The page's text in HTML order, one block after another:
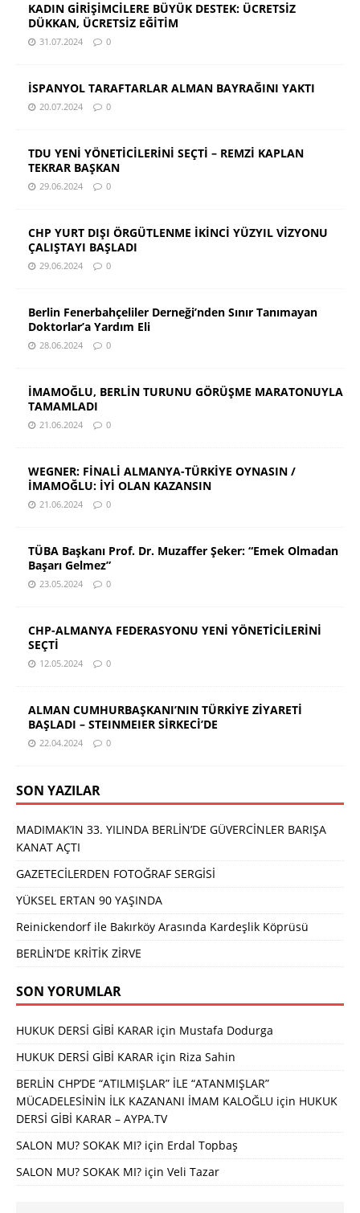
KADIN GİRİŞİMCİLERE BÜYÜK DESTEK: ÜCRETSİZ
DÜKKAN, ÜCRETSİZ EĞİTİM
31.07.2024 0
İSPANYOL TARAFTARLAR ALMAN BAYRAĞINI YAKTI
20.07.2024 0
TDU YENİ YÖNETİCİLERİNİ SEÇTİ – REMZİ KAPLAN
TEKRAR BAŞKAN
29.06.2024 0
CHP YURT DIŞI ÖRGÜTLENME İKİNCİ YÜZYIL VİZYONU
ÇALIŞTAYI BAŞLADI
29.06.2024 0
Berlin Fenerbahçeliler Derneği’nden Sınır Tanımayan
Doktorlar’a Yardım Eli
28.06.2024 0
İMAMOĞLU, BERLİN TURUNU GÖRÜŞME MARATONUYLA
TAMAMLADI
21.06.2024 0
WEGNER: FİNALİ ALMANYA-TÜRKİYE OYNASIN /
İMAMOĞLU: İYİ OLAN KAZANSIN
21.06.2024 0
TÜBA Başkanı Prof. Dr. Muzaffer Şeker: “Emek Olmadan
Başarı Gelmez”
23.05.2024 0
CHP-ALMANYA FEDERASYONU YENİ YÖNETİCİLERİNİ
SEÇTİ
12.05.2024 0
ALMAN CUMHURBAŞKANI’NIN TÜRKİYE ZİYARETİ
BAŞLADI – STEINMEIER SİRKECİ’DE
22.04.2024 0
SON YAZILAR
MADIMAK’IN 33. YILINDA BERLİN’DE GÜVERCİNLER BARIŞA
KANAT AÇTI
GAZETECİLERDEN FOTOĞRAF SERGİSİ
YÜKSEL ERTAN 90 YAŞINDA
Reinickendorf ile Bakırköy Arasında Kardeşlik Köprüsü
BERLİN’DE KRİTİK ZİRVE
SON YORUMLAR
HUKUK DERSİ GİBİ KARAR için Mustafa Dodurga
HUKUK DERSİ GİBİ KARAR için Riza Sahin
BERLİN CHP’DE “ATILMIŞLAR” İLE “ATANMIŞLAR”
MÜCADELESİNİN İLK KAZANANI İMAM KALOĞLU için HUKUK
DERSİ GİBİ KARAR – AYPA.TV
SALON MU? SOKAK MI? için Erdal Topbaş
SALON MU? SOKAK MI? için Veli Tazar